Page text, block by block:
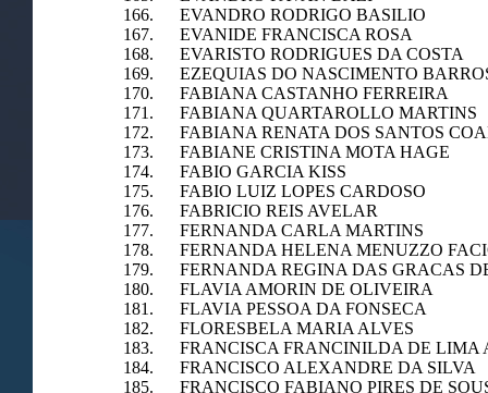
166. EVANDRO RODRIGO BASILIO
167. EVANIDE FRANCISCA ROSA
168. EVARISTO RODRIGUES DA COSTA
169. EZEQUIAS DO NASCIMENTO
170. FABIANA CASTANHO FERREIRA
171. FABIANA QUARTAROLLO MARTINS
172. FABIANA RENATA DOS SANTOS
173. FABIANE CRISTINA MOTA HAGE
174. FABIO GARCIA KISS
175. FABIO LUIZ LOPES CARDOSO
176. FABRICIO REIS AVELAR
177. FERNANDA CARLA MARTINS
178. FERNANDA HELENA MENUZZO
179. FERNANDA REGINA DAS GRACAS
180. FLAVIA AMORIN DE OLIVEIRA
181. FLAVIA PESSOA DA FONSECA
182. FLORESBELA MARIA ALVES
183. FRANCISCA FRANCINILDA DE LIMA
184. FRANCISCO ALEXANDRE DA SILVA
185. FRANCISCO FABIANO PIRES DE